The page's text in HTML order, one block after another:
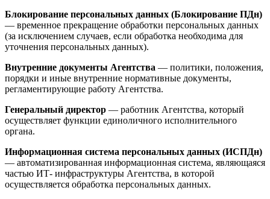
Блокирование персональных данных (Блокирование ПДн)
— временное прекращение обработки персональных данных
(за исключением случаев, если обработка необходима для
уточнения персональных данных).
Внутренние документы Агентства — политики, положения,
порядки и иные внутренние нормативные документы,
регламентирующие работу Агентства.
Генеральный директор — работник Агентства, который
осуществляет функции единоличного исполнительного
органа.
Информационная система персональных данных (ИСПДн)
— автоматизированная информационная система, являющаяся
частью ИТ- инфраструктуры Агентства, в которой
осуществляется обработка персональных данных.